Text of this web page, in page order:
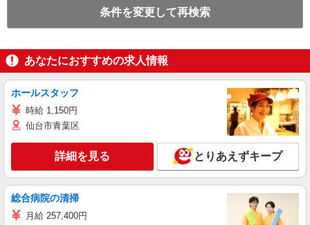
条件を変更して再検索
あなたにおすすめの求人情報
ホールスタッフ
時給 1,150円
仙台市青葉区
詳細を見る とりあえずキープ
総合病院の清掃
月給 257,400円